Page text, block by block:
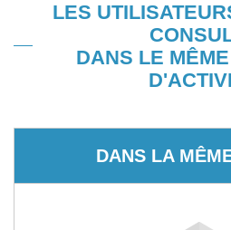
LES
DANS LE
DANS LA